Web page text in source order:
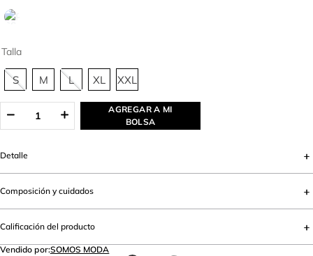
Talla
S M L XL XXL
AGREGAR A MI
BOLSA
Detalle
Composición y cuidados
Calificación del producto
Vendido por:SOMOS MODA